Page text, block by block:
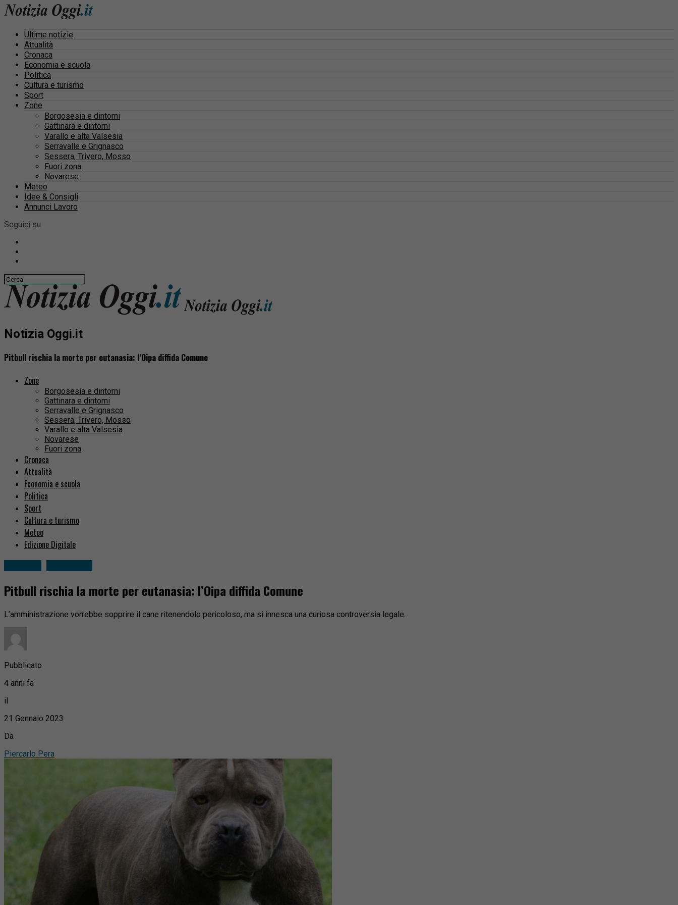
Ultime notizie
Attualità
Cronaca
Economia e scuola
Politica
Cultura e turismo
Sport
Zone
Borgosesia e dintorni
Gattinara e dintorni
Varallo e alta Valsesia
Serravalle e Grignasco
Sessera, Trivero, Mosso
Fuori zona
Novarese
Meteo
Idee & Consigli
Annunci Lavoro
Seguici su
Notizia Oggi.it
Pitbull rischia la morte per eutanasia: l’Oipa diffida Comune
Zone
Borgosesia e dintorni
Gattinara e dintorni
Serravalle e Grignasco
Sessera, Trivero, Mosso
Varallo e alta Valsesia
Novarese
Fuori zona
Cronaca
Attualità
Economia e scuola
Politica
Sport
Cultura e turismo
Meteo
Edizione Digitale
Pitbull rischia la morte per eutanasia: l’Oipa diffida Comune
L’amministrazione vorrebbe sopprire il cane ritenendolo pericoloso, ma si innesca una curiosa controversia legale.
Pubblicato
4 anni fa
il
21 Gennaio 2023
Da
Piercarlo Pera